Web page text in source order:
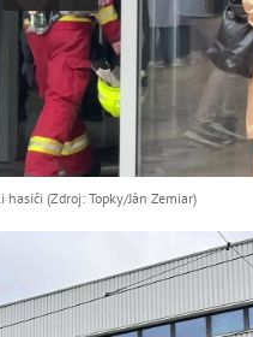
(Zdroj: Topky/Ján Zemiar)